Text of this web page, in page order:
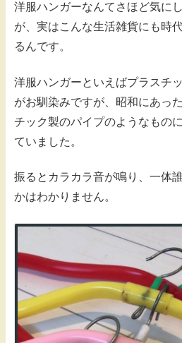
洋服ハンガーなんてさほど気に
が、実はこんな生活雑貨にも時
るんです。
洋服ハンガーといえばプラスチ
がお馴染みですが、昭和にあっ
チック製のパイプのようなもの
ていました。
振るとカラカラ音が鳴り、一体
かはわかりません。